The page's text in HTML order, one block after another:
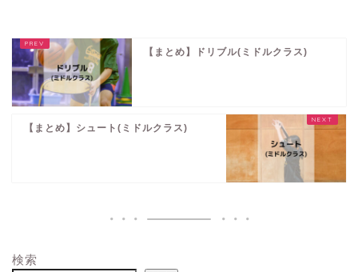
【まとめ】ドリブル(ミドルクラス)
【まとめ】シュート(ミドルクラス)
検索